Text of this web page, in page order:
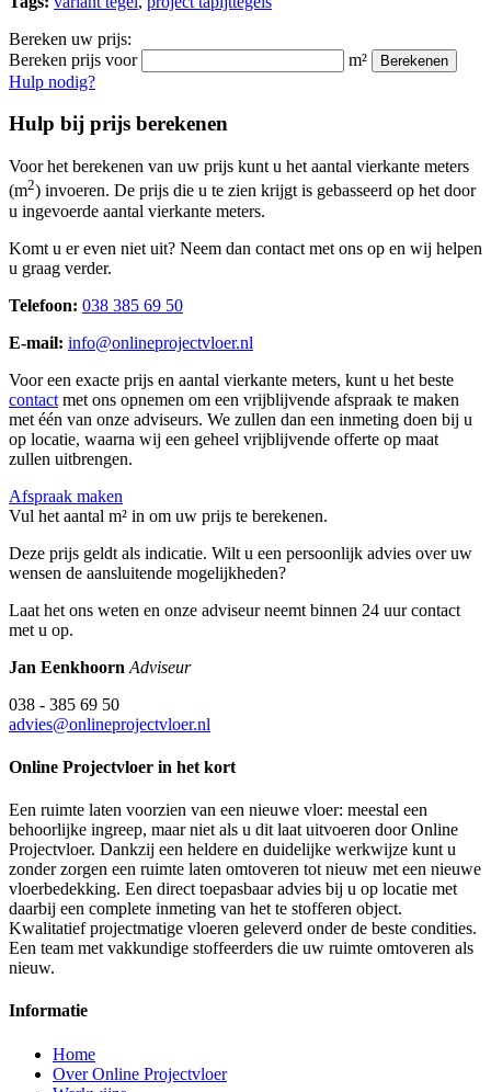
Bereken uw prijs:
Bereken prijs voor
m² Berekenen
Hulp nodig?
Hulp bij prijs berekenen
Voor het berekenen van uw prijs kunt u het aantal vierkante meters
(m2) invoeren. De prijs die u te zien krijgt is gebasseerd op het door
u ingevoerde aantal vierkante meters.
Komt u er even niet uit? Neem dan contact met ons op en wij helpen
u graag verder.
Telefoon: 038 385 69 50
E-mail: info@onlineprojectvloer.nl
Voor een exacte prijs en aantal vierkante meters, kunt u het beste
contact met ons opnemen om een vrijblijvende afspraak te maken
met één van onze adviseurs. We zullen dan een inmeting doen bij u
op locatie, waarna wij een geheel vrijblijvende offerte op maat
zullen uitbrengen.
Afspraak maken
Vul het aantal m² in om uw prijs te berekenen.
Deze prijs geldt als indicatie. Wilt u een persoonlijk advies over uw
wensen de aansluitende mogelijkheden?
Laat het ons weten en onze adviseur neemt binnen 24 uur contact
met u op.
Jan Eenkhoorn Adviseur
038 - 385 69 50
advies@onlineprojectvloer.nl
Online Projectvloer in het kort
Een ruimte laten voorzien van een nieuwe vloer: meestal een
behoorlijke ingreep, maar niet als u dit laat uitvoeren door Online
Projectvloer. Dankzij een heldere en duidelijke werkwijze kunt u
zonder zorgen een ruimte laten omtoveren tot nieuw met een nieuwe
vloerbedekking. Een direct toepasbaar advies bij u op locatie met
daarbij een complete inmeting van het te stofferen object.
Kwalitatief projectmatige vloeren geleverd onder de beste condities.
Een team met vakkundige stoffeerders die uw ruimte omtoveren als
nieuw.
Informatie
Home
Over Online Projectvloer